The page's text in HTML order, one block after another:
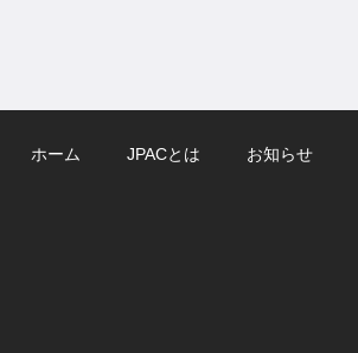
ホーム JPACとは お知らせ